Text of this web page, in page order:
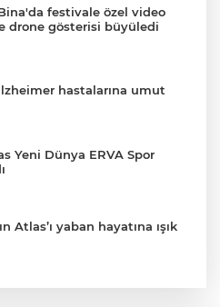
festivale özel video
drone gösterisi büyüledi
hastalarına umut
Yeni Dünya ERVA Spor
Atlas’ı yaban hayatına ışık